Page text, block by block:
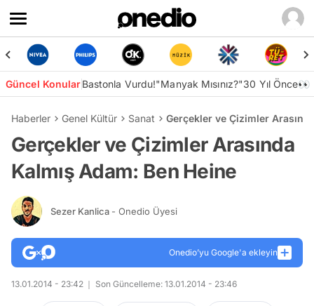
Güncel KonularBastonla Vurdu!"Manyak Mısınız?"30 Yıl Önce👀
Haberler Genel Kültür Sanat Gerçekler ve Çizimler
Gerçekler ve Çizimler Arasında
Kalmış Adam: Ben Heine
Sezer Kanlica - Onedio Üyesi
Onedio’yu Google'a ekleyin
13.01.2014 - 23:42 Son Güncelleme: 13.01.2014 - 23:46